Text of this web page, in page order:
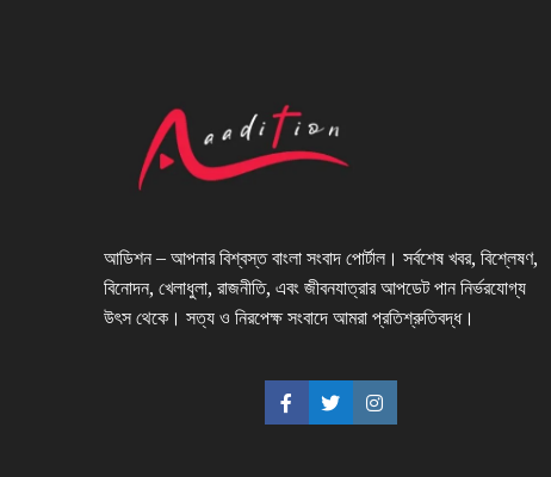
আডিশন – আপনার বিশ্বস্ত বাংলা সংবাদ পোর্টাল। সর্বশেষ খবর, বিশ্লেষণ,
বিনোদন, খেলাধুলা, রাজনীতি, এবং জীবনযাত্রার আপডেট পান নির্ভরযোগ্য
উৎস থেকে। সত্য ও নিরপেক্ষ সংবাদে আমরা প্রতিশ্রুতিবদ্ধ।